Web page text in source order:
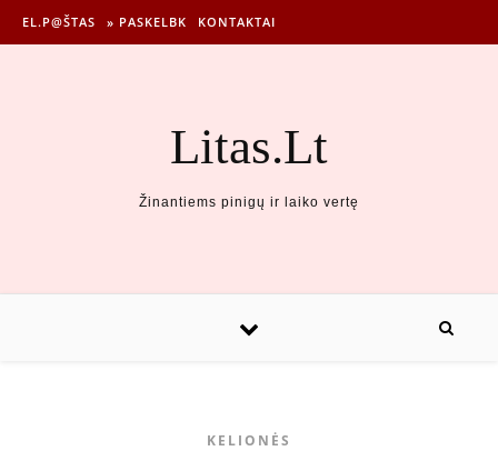
EL.P@ŠTAS » PASKELBK KONTAKTAI
Litas.Lt
Žinantiems pinigų ir laiko vertę
KELIONĖS